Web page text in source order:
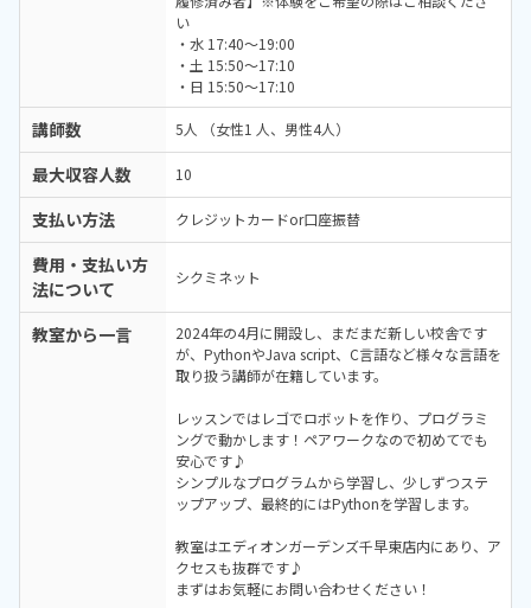
い
・水 17:40〜19:00
・土 15:50〜17:10
・日 15:50〜17:10
講師数 5人 （女性1 人、男性4人）
最大収容人数 10
支払い方法 クレジットカードor口座振替
費用・支払い方
法について
シクミネット
教室から一言
2024年の4月に開設し、まだまだ新しい校舎です
が、PythonやJava script、C言語など様々な言語を
取り扱う講師が在籍しています。
レッスンではレゴでロボットを作り、プログラミ
ングで動かします！ペアワークなので初めてでも
安心です♪
シンプルなプログラムから学習し、少しずつステ
ップアップ、最終的にはPythonを学習します。
教室はエディオンガーデンズ千早東店内にあり、ア
クセスも抜群です♪
まずはお気軽にお問い合わせください！